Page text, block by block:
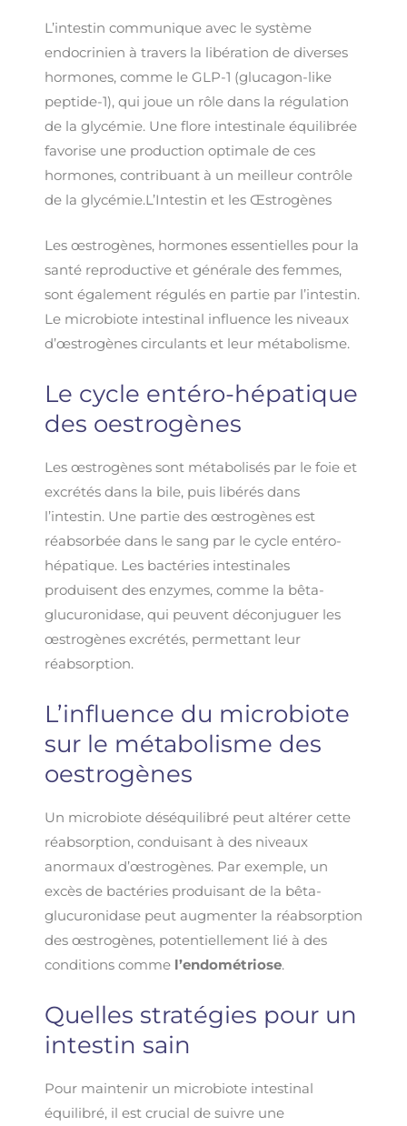
L’intestin communique avec le système
endocrinien à travers la libération de diverses
hormones, comme le GLP-1 (glucagon-like
peptide-1), qui joue un rôle dans la régulation
de la glycémie. Une flore intestinale équilibrée
favorise une production optimale de ces
hormones, contribuant à un meilleur contrôle
de la glycémie.L’Intestin et les Œstrogènes
Les œstrogènes, hormones essentielles pour la
santé reproductive et générale des femmes,
sont également régulés en partie par l’intestin.
Le microbiote intestinal influence les niveaux
d’œstrogènes circulants et leur métabolisme.
Le cycle entéro-hépatique
des oestrogènes
Les œstrogènes sont métabolisés par le foie et
excrétés dans la bile, puis libérés dans
l’intestin. Une partie des œstrogènes est
réabsorbée dans le sang par le cycle entéro-
hépatique. Les bactéries intestinales
produisent des enzymes, comme la bêta-
glucuronidase, qui peuvent déconjuguer les
œstrogènes excrétés, permettant leur
réabsorption.
L’influence du microbiote
sur le métabolisme des
oestrogènes
Un microbiote déséquilibré peut altérer cette
réabsorption, conduisant à des niveaux
anormaux d’œstrogènes. Par exemple, un
excès de bactéries produisant de la bêta-
glucuronidase peut augmenter la réabsorption
des œstrogènes, potentiellement lié à des
conditions comme l’endométriose.
Quelles stratégies pour un
intestin sain
Pour maintenir un microbiote intestinal
équilibré, il est crucial de suivre une